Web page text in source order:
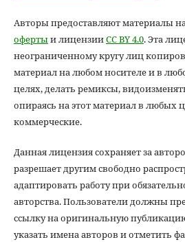
Авторы предоставляют материалы
офертыи лицензииCC BY 4.0. Эта
неограниченному кругу лиц
материал на любом носителе и в
целях, делать ремиксы,
опираясь на этот материал в любых
коммерческие.
Данная лицензия сохраняет за
разрешает другим свободно
адаптировать работу при
авторства. Пользователи должны
ссылку на оригинальную
указать имена авторов и отметить